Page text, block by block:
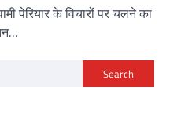
पेरियार के विचारों पर चलने का
Search